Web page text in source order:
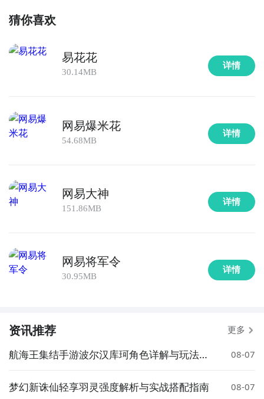
猜你喜欢
易花花
30.14MB
详情
网易爆米花
54.68MB
详情
网易大神
151.86MB
详情
网易将军令
30.95MB
详情
资讯推荐 更多
航海王集结手游波尔汉库珂角色详解与玩法攻
08-07
梦幻新诛仙轻享羽灵强度解析与实战搭配指南 08-07